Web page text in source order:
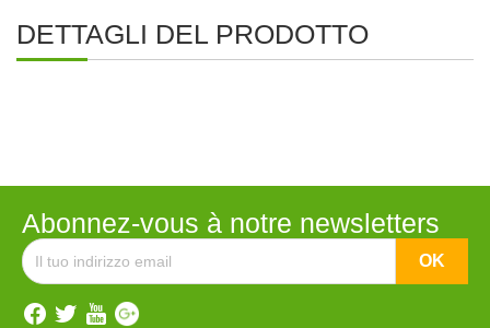
DETTAGLI DEL PRODOTTO
Abonnez-vous à notre newsletters